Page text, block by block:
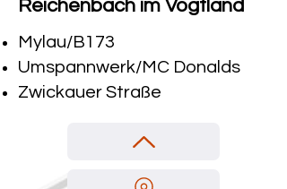
Reichenbach im Vogtland
Mylau/B173
Umspannwerk/MC Donalds
Zwickauer Straße